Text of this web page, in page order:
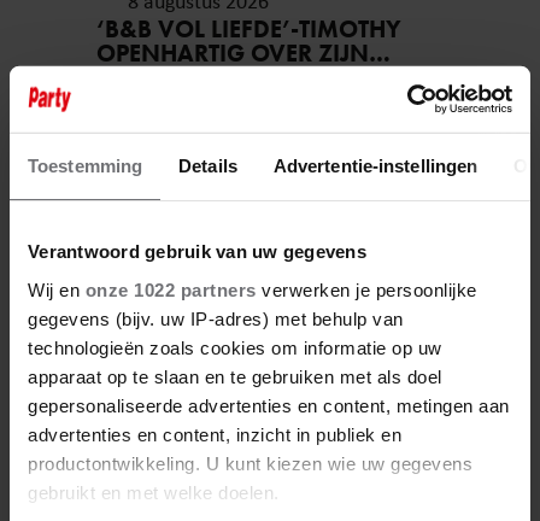
Toestemming Details Advertentie-instellingen
Verantwoord gebruik van uw gegevens
Wij en onze 1022 partners verwerken je persoonlijke
gegevens (bijv. uw IP-adres) met behulp van
technologieën zoals cookies om informatie op uw
apparaat op te slaan en te gebruiken met als doel
gepersonaliseerde advertenties en content, metingen aan
advertenties en content, inzicht in publiek en
productontwikkeling. U kunt kiezen wie uw gegevens
gebruikt en met welke doelen.
‘B&B VOL LIEFDE’-TIMOTHY
OPENHARTIG OVER ZIJN
6 augustus 2026
ONRUST OVER TOEKOMST VAN
‘DE TOPPERS’: JEROEN VAN
DER BOOM ZET UITSPRAKEN
RECHT